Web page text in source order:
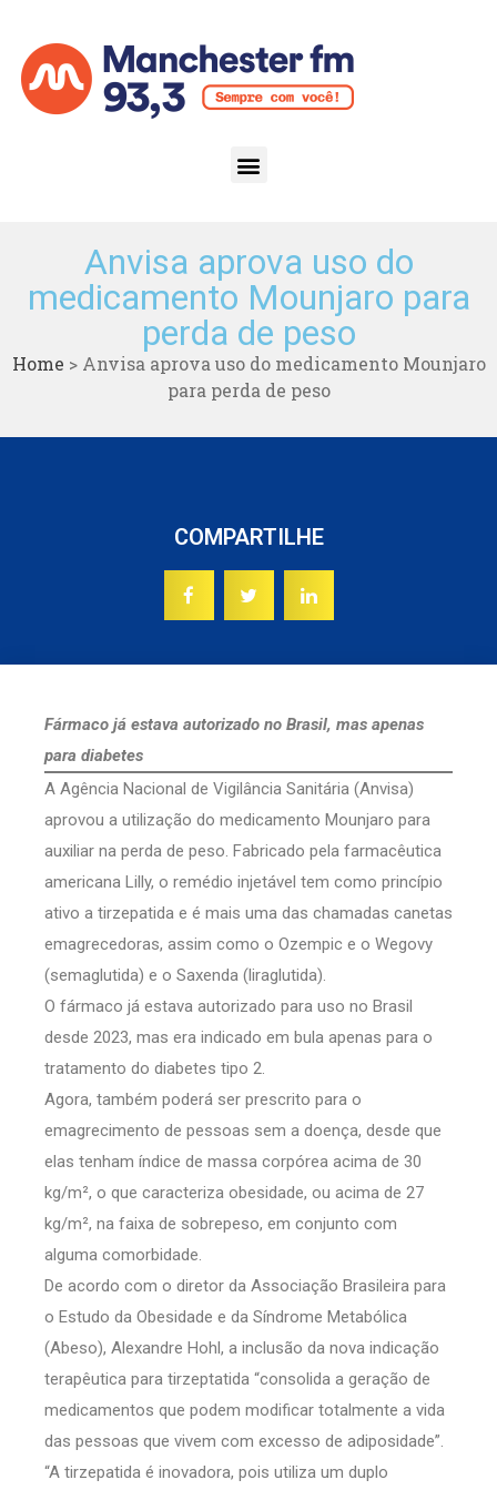
Anvisa aprova uso do
medicamento Mounjaro para
perda de peso
Home > Anvisa aprova uso do medicamento Mounjaro
para perda de peso
COMPARTILHE
Fármaco já estava autorizado no Brasil, mas apenas
para diabetes
A Agência Nacional de Vigilância Sanitária (Anvisa)
aprovou a utilização do medicamento Mounjaro para
auxiliar na perda de peso. Fabricado pela farmacêutica
americana Lilly, o remédio injetável tem como princípio
ativo a tirzepatida e é mais uma das chamadas canetas
emagrecedoras, assim como o Ozempic e o Wegovy
(semaglutida) e o Saxenda (liraglutida).
O fármaco já estava autorizado para uso no Brasil
desde 2023, mas era indicado em bula apenas para o
tratamento do diabetes tipo 2.
Agora, também poderá ser prescrito para o
emagrecimento de pessoas sem a doença, desde que
elas tenham índice de massa corpórea acima de 30
kg/m², o que caracteriza obesidade, ou acima de 27
kg/m², na faixa de sobrepeso, em conjunto com
alguma comorbidade.
De acordo com o diretor da Associação Brasileira para
o Estudo da Obesidade e da Síndrome Metabólica
(Abeso), Alexandre Hohl, a inclusão da nova indicação
terapêutica para tirzeptatida “consolida a geração de
medicamentos que podem modificar totalmente a vida
das pessoas que vivem com excesso de adiposidade”.
“A tirzepatida é inovadora, pois utiliza um duplo